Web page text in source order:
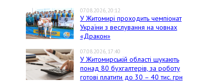
07.08.2026, 20:12
У Житомирі проходить чемпіонат
України з веслування на човнах
«Дракон»
07.08.2026, 17:40
У Житомирській області шукають
понад 80 бухгалтерів, за роботу
готові платити до 30 – 40 тис. грн